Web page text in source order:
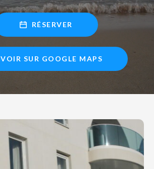
RÉSERVER
VOIR SUR GOOGLE MAPS